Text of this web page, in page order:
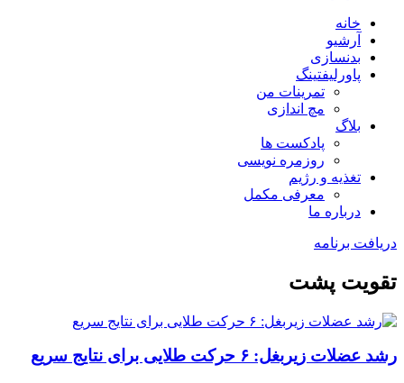
خانه
آرشیو
بدنسازی
پاورلیفتینگ
تمرینات من
مچ اندازی
بلاگ
پادکست ها
روزمره نویسی
تغذیه و رژیم
معرفی مکمل
درباره ما
دریافت برنامه
تقویت پشت
رشد عضلات زیربغل: ۶ حرکت طلایی برای نتایج سریع